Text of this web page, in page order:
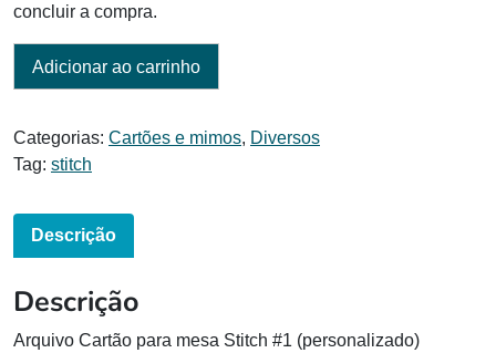
concluir a compra.
Adicionar ao carrinho
Categorias: Cartões e mimos, Diversos
Tag: stitch
Descrição
Descrição
Arquivo Cartão para mesa Stitch #1 (personalizado)